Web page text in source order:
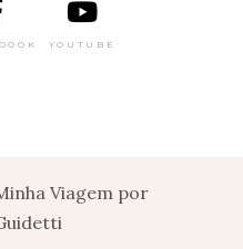
YOUTUBE
Viagem por